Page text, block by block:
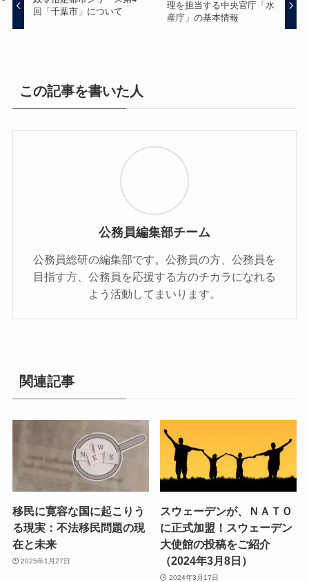
回「千葉市」について
理を担当する中央官庁「水
産庁」の基本情報
この記事を書いた人
公務員編集部チーム
公務員総研の編集部です。公務員の方、公務員を
目指す方、公務員を応援する方のチカラになれる
よう活動してまいります。
関連記事
移民に寛容な国に起こりう
る現実：不法移民問題の現
在と未来
2025年1月27日
スウェーデンが、ＮＡＴＯ
に正式加盟！スウェーデン
大使館の投稿をご紹介
（2024年3月8日）
2024年3月17日